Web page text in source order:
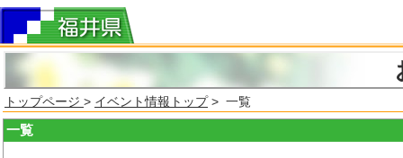
トップページ > イベント情報トップ> 一覧
一覧